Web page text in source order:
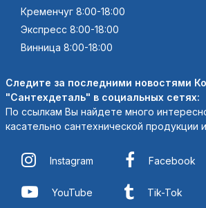
Кременчуг 8:00-18:00
Экспресс 8:00-18:00
Винница 8:00-18:00
Следите за последними новостями
"Сантехдеталь" в социальных сетях:
По ссылкам Вы найдете много
касательно сантехнической продукции
Instagram Facebook
YouTube Tik-Tok